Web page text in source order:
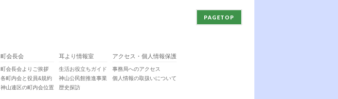
PAGETOP
町会長会
町会長会よりご挨拶
各町内会と役員&規約
神山連区の町内会位置
耳より情報室
生活お役立ちガイド
神山公民館推進事業
歴史探訪
アクセス・個人情報保護
事務局へのアクセス
個人情報の取扱いについて